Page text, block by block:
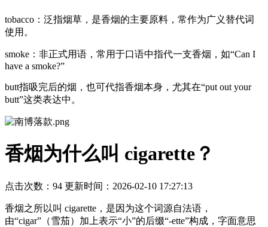
‌tobacco‌：泛指烟草，是香烟的主要原料，常作为广义替代词
使用。
‌smoke‌：非正式用语，常用于口语中指代一支香烟，如“Can I
have a smoke?”
butt指吸完后的烟，也可代指香烟本身，尤其在“put out your
butt”这类表达中。
香烟为什么叫 ‌cigarette‌？
点击次数： 94 更新时间：2026-02-10 17:27:13
香烟之所以叫 ‌cigarette‌，是因为这个词源自法语，
由“cigar”（雪茄）加上表示“小”的后缀“-ette”构成，字面意思